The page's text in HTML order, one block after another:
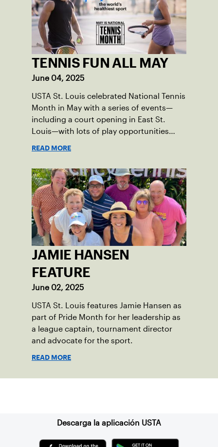
TENNIS FUN ALL MAY
June 04, 2025
USTA St. Louis celebrated National Tennis
Month in May with a series of events—
including a court opening in East St.
Louis—with lots of play opportunities
READ MORE
JAMIE HANSEN
FEATURE
June 02, 2025
USTA St. Louis features Jamie Hansen as
part of Pride Month for her leadership as
a league captain, tournament director
and advocate for the sport.
READ MORE
Descarga la aplicación USTA